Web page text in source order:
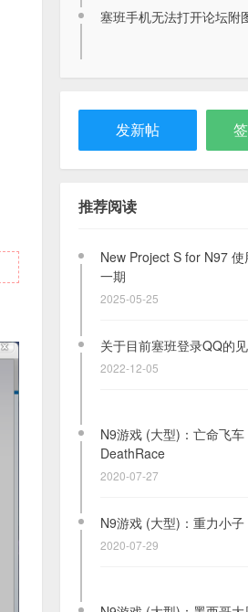
塞班手机无法打开论坛附
发新帖
推荐阅读
射应用)
2023-11-25
x-plore_1.64_19权限版
New Project S for N97
一期
2025-05-25
关于目前塞班登录QQ的
2022-12-05
N9游戏 (大型)：亡命飞
DeathRace
2020-07-27
N9游戏 (大型)：重力小
2020-07-29